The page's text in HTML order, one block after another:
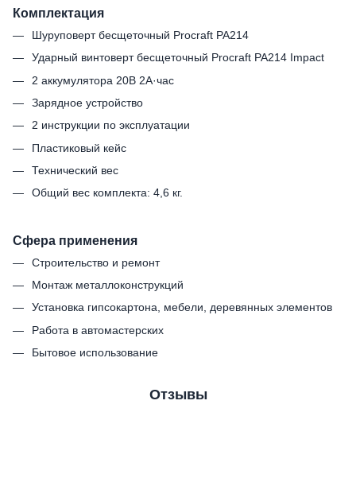
Комплектация
Шуруповерт бесщеточный Procraft PA214
Ударный винтоверт бесщеточный Procraft PA214 Impact
2 аккумулятора 20В 2А·час
Зарядное устройство
2 инструкции по эксплуатации
Пластиковый кейс
Технический вес
Общий вес комплекта: 4,6 кг.
Сфера применения
Строительство и ремонт
Монтаж металлоконструкций
Установка гипсокартона, мебели, деревянных элементов
Работа в автомастерских
Бытовое использование
Отзывы